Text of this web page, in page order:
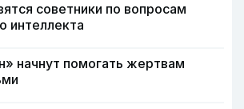
советники по вопросам
интеллекта
начнут помогать жертвам